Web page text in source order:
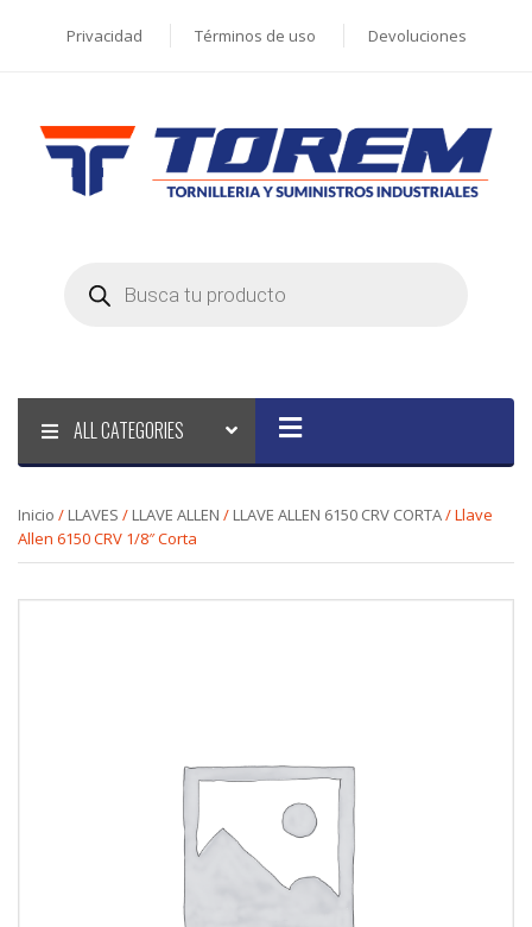
Privacidad Términos de uso Devoluciones
search
ALL CATEGORIES
Inicio / LLAVES / LLAVE ALLEN / LLAVE ALLEN 6150 CRV CORTA/ Llave
Allen 6150 CRV 1/8″ Corta